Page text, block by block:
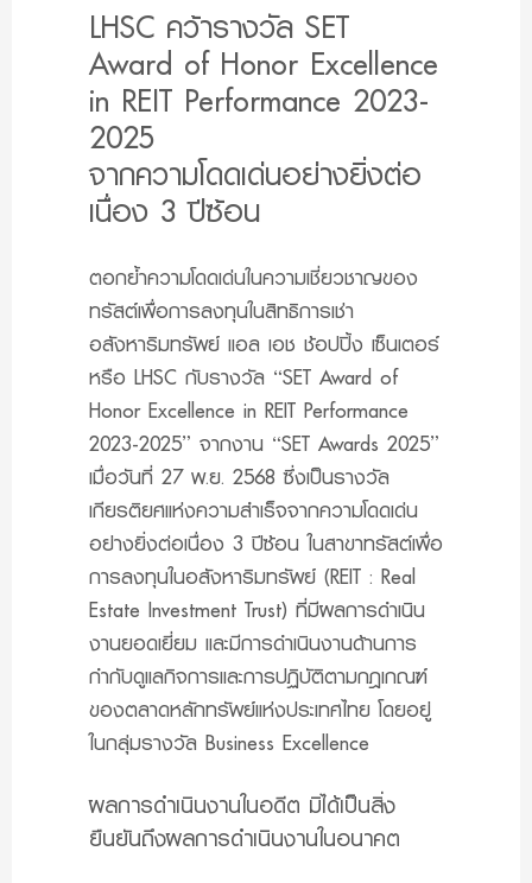
LHSC คว้ารางวัล SET
Award of Honor Excellence
in REIT Performance 2023-
2025
จากความโดดเด่นอย่างยิ่งต่อ
เนื่อง 3 ปีซ้อน
ตอกย้ำความโดดเด่นในความเชี่ยวชาญของ
ทรัสต์เพื่อการลงทุนในสิทธิการเช่า
อสังหาริมทรัพย์ แอล เอช ช้อปปิ้ง เซ็นเตอร์
หรือ LHSC กับรางวัล “SET Award of
Honor Excellence in REIT Performance
2023-2025” จากงาน “SET Awards 2025”
เมื่อวันที่ 27 พ.ย. 2568 ซึ่งเป็นรางวัล
เกียรติยศแห่งความสำเร็จจากความโดดเด่น
อย่างยิ่งต่อเนื่อง 3 ปีซ้อน ในสาขาทรัสต์เพื่อ
การลงทุนในอสังหาริมทรัพย์ (REIT : Real
Estate Investment Trust) ที่มีผลการดำเนิน
งานยอดเยี่ยม และมีการดำเนินงานด้านการ
กำกับดูแลกิจการและการปฏิบัติตามกฎเกณฑ์
ของตลาดหลักทรัพย์แห่งประเทศไทย โดยอยู่
ในกลุ่มรางวัล Business Excellence
ผลการดำเนินงานในอดีต มิได้เป็นสิ่ง
ยืนยันถึงผลการดำเนินงานในอนาคต